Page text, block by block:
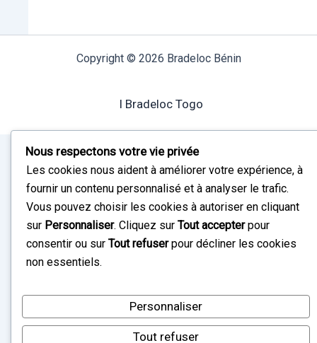
Copyright © 2026 Bradeloc Bénin
I Bradeloc Togo
Nous respectons votre vie privée
Les cookies nous aident à améliorer votre expérience, à
fournir un contenu personnalisé et à analyser le trafic.
Vous pouvez choisir les cookies à autoriser en cliquant
sur Personnaliser. Cliquez sur Tout accepterpour
consentir ou sur Tout refuserpour décliner les cookies
non essentiels.
Personnaliser
Tout refuser